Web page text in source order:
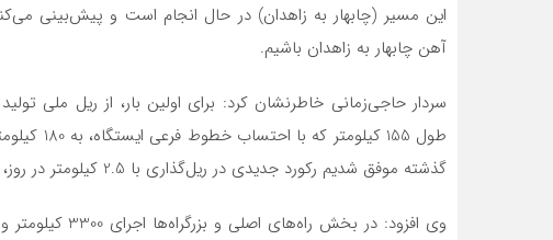
این مسیر (چابهار به زاهدان) در حال انجام است و پیش‌بینی
آهن چابهار به زاهدان باشیم.
سردار حاجی‌زمانی خاطرنشان کرد: برای اولین بار، از ریل ملی
طول 155
گذشته موفق شدیم رکورد جدیدی در ریل‌گذاری با 2.5 کیلومتر در روز، به ثبت برسانیم.